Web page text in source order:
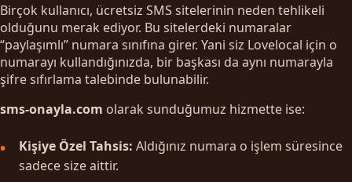
Birçok kullanıcı, ücretsiz SMS sitelerinin neden tehlikeli
olduğunu merak ediyor. Bu sitelerdeki numaralar
“paylaşımlı” numara sınıfına girer. Yani siz Lovelocal için o
numarayı kullandığınızda, bir başkası da aynı numarayla
şifre sıfırlama talebinde bulunabilir.
sms-onayla.com olarak sunduğumuz hizmette ise:
Kişiye Özel Tahsis: Aldığınız numara o işlem süresince
sadece size aittir.